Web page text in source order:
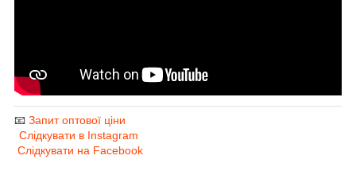
📧 Запит оптової ціни
Слідкувати в Instagram
Слідкувати на Facebook